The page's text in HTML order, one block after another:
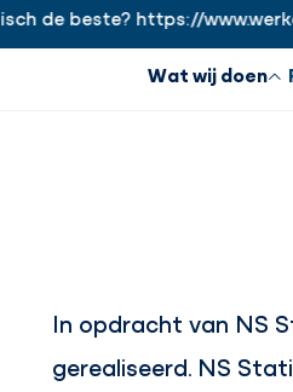
beste? https://
Wat wij doen
In opdracht van NS
gerealiseerd. NS